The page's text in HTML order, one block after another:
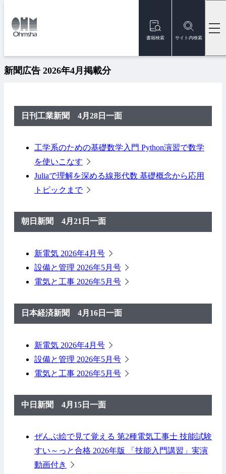
書籍検索 サイト内検索
トップ
新聞広告 2026年4月掲載分
日刊工業新聞 4月28日一面
工学系のための基礎数学入門 Python演習で数学
を使いこなす
Juliaで理解を深める線形代数 基礎概念から応用
トピックまで
朝日新聞 4月21日一面
新電気 2026年4月号
設備と管理 2026年5月号
電気と工事 2026年5月号
日本経済新聞 4月16日一面
新電気 2026年4月号
設備と管理 2026年5月号
電気と工事 2026年5月号
中日新聞 4月15日一面
ぜんぶ絵で見て覚える 第2種電気工事士 技能試験
すい～っと合格 2026年版 「技能入門講習」実演
動画付き